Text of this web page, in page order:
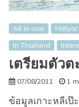
All in one Hatyai
In Thailand
เตรียมตัวต
07/08/2011 1
ข้อมูลเกาะหลีเป๊